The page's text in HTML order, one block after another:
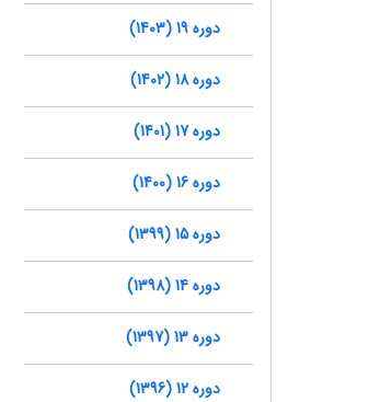
دوره 19 (1403)
دوره 18 (1402)
دوره 17 (1401)
دوره 16 (1400)
دوره 15 (1399)
دوره 14 (1398)
دوره 13 (1397)
دوره 12 (1396)